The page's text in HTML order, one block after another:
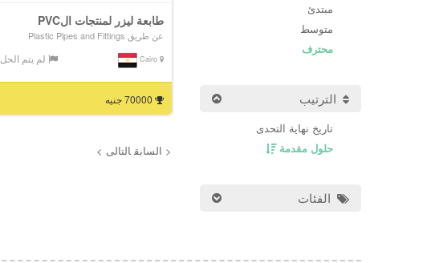
مبتدئ
متوسط
محترف
الترتيب
تاريخ نهاية التحدى
حلول مقدمة
الفئات
طابعة ليزر لمنتجات الPVC
عن طريق Plastic Pipes and Fittings
Cairo لم يتم الحل
70000 جنيه
< السابق التالى >